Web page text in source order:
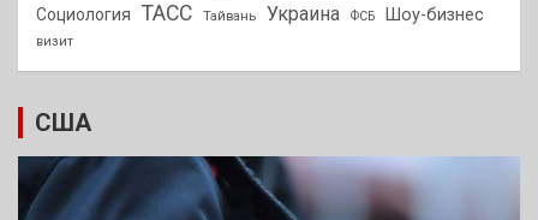
Социология ТАСС Тайвань Украина ФСБ Шоу-бизнес
визит
США